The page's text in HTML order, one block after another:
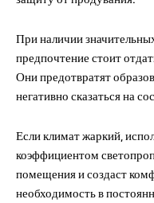
При наличии
предпочтение стоит
Они предотвратят
негативно сказаться на
Если климат жаркий,
коэффициентом
помещения и создаст
необходимость в